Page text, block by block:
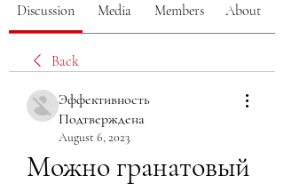
Discussion Media Members About
Back
Эффективность
Подтверждена
August 6, 2023
Можно гранатовый